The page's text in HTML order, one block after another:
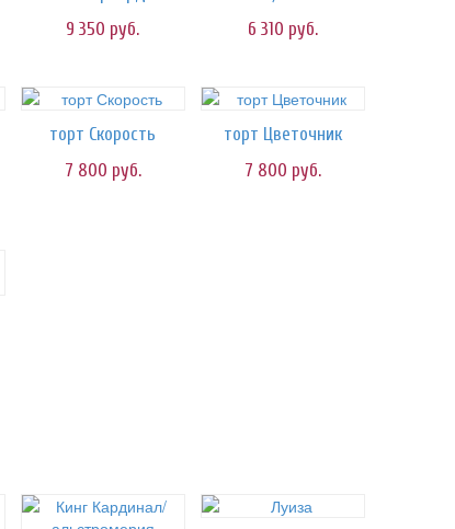
9 350 руб. 6 310 руб.
торт Скорость
7 800 руб.
торт Цветочник
7 800 руб.